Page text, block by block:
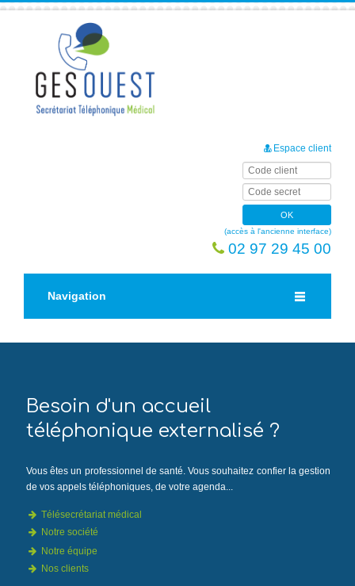
Espace client
(accès à l'ancienne interface)
02 97 29 45 00
Navigation
Besoin d'un accueil
téléphonique externalisé ?
Vous êtes un professionnel de santé. Vous souhaitez confier la gestion
de vos appels téléphoniques, de votre agenda...
Télésecrétariat médical
Notre société
Notre équipe
Nos clients